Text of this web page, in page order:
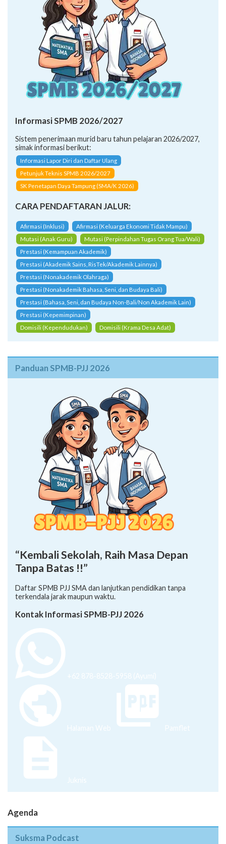
Informasi SPMB 2026/2027
Sistem penerimaan murid baru tahun pelajaran 2026/2027,
simak informasi berikut:
Informasi Lapor Diri dan Daftar Ulang
Petunjuk Teknis SPMB 2026/2027
SK Penetapan Daya Tampung (SMA/K 2026)
CARA PENDAFTARAN JALUR:
Afirmasi (Inklusi)
Afirmasi (Keluarga Ekonomi Tidak Mampu)
Mutasi (Anak Guru)
Mutasi (Perpindahan Tugas Orang Tua/Wali)
Prestasi (Kemampuan Akademik)
Prestasi (Akademik Sains, RisTek/Akademik Lainnya)
Prestasi (Nonakademik Olahraga)
Prestasi (Nonakademik Bahasa, Seni, dan Budaya Bali)
Prestasi (Bahasa, Seni, dan Budaya Non-Bali/Non Akademik Lain)
Prestasi (Kepemimpinan)
Domisili (Kependudukan)
Domisili (Krama Desa Adat)
Panduan SPMB-PJJ 2026
“Kembali Sekolah, Raih Masa Depan
Tanpa Batas !!”
Daftar SPMB PJJ SMA dan lanjutkan pendidikan tanpa
terkendala jarak maupun waktu.
Kontak Informasi SPMB-PJJ 2026
+62 878-8528-5958 (Ayumi)
Halaman Web Pamflet
Juknis
Agenda
Suksma Podcast